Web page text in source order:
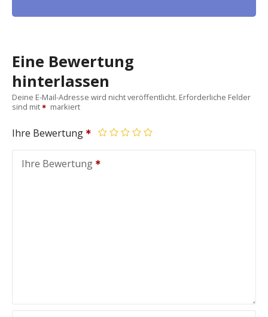
Eine Bewertung
hinterlassen
Deine E-Mail-Adresse wird nicht veröffentlicht. Erforderliche Felder
sind mit
markiert
Ihre Bewertung
Ihre Bewertung